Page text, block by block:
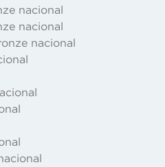
nacional
nacional
nacional